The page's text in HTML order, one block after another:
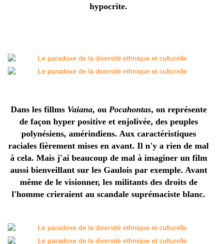
hypocrite.
Dans les fillms Vaiana, ou Pocahontas, on représente
de façon hyper positive et enjolivée, des peuples
polynésiens, amérindiens. Aux caractéristiques
raciales fièrement mises en avant. Il n'y a rien de mal
à cela. Mais j'ai beaucoup de mal à imaginer un film
aussi bienveillant sur les Gaulois par exemple. Avant
même de le visionner, les militants des droits de
l'homme crieraient au scandale suprémaciste blanc.